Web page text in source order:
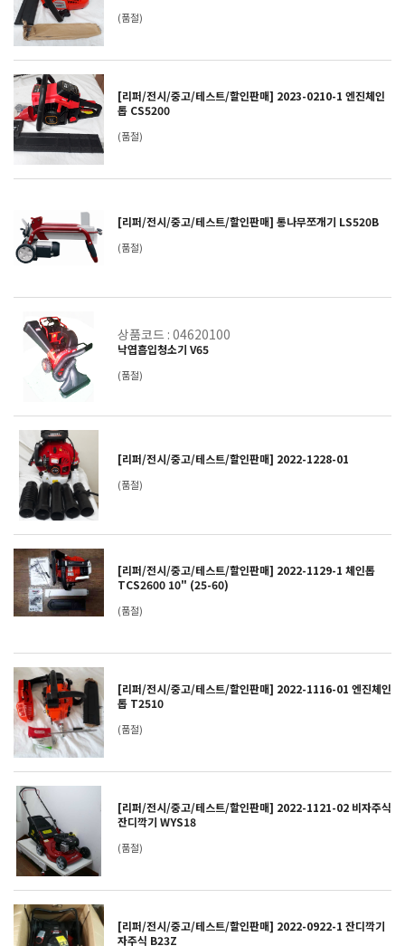
(품절)
[리퍼/전시/중고/테스트/할인판매] 2023-0210-1 엔진체인
톱 CS5200
(품절)
[리퍼/전시/중고/테스트/할인판매] 통나무쪼개기 LS520B
(품절)
상품코드 : 04620100
낙엽흡입청소기 V65
(품절)
[리퍼/전시/중고/테스트/할인판매] 2022-1228-01
(품절)
[리퍼/전시/중고/테스트/할인판매] 2022-1129-1 체인톱
TCS2600 10" (25-60)
(품절)
[리퍼/전시/중고/테스트/할인판매] 2022-1116-01 엔진체인
톱 T2510
(품절)
[리퍼/전시/중고/테스트/할인판매] 2022-1121-02 비자주식
잔디깍기 WYS18
(품절)
[리퍼/전시/중고/테스트/할인판매] 2022-0922-1 잔디깍기
자주식 B23Z